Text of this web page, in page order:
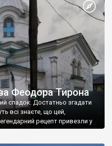
Феодора Тирона
спадок. Достатньо згадати
всі знаєте, що цей,
рецепт привезли у